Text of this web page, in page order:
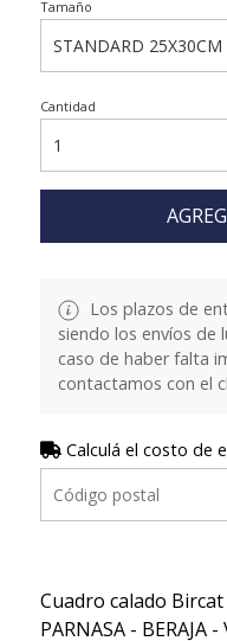
Tamaño
Cantidad
Los plazos de
siendo los envíos de
caso de haber falta
contactamos con el
Calculá el costo de
Cuadro calado
PARNASA - BERAJA